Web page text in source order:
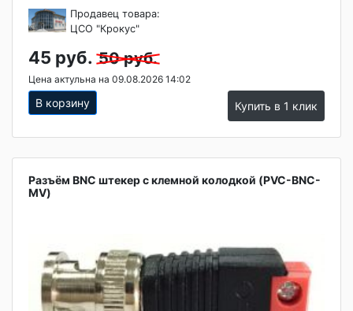
Продавец товара:
ЦСО "Крокус"
45 руб. 50 руб.
Цена актульна на 09.08.2026 14:02
В корзину Купить в 1 клик
Разъём BNC штекер с клемной колодкой (PVC-BNC-
MV)